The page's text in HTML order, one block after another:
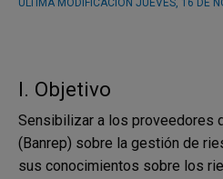
ÚLTIMA MODIFICACIÓN JUEVES, 16 DE
I. Objetivo
Sensibilizar a los proveedores
(Banrep) sobre la gestión de
sus conocimientos sobre los